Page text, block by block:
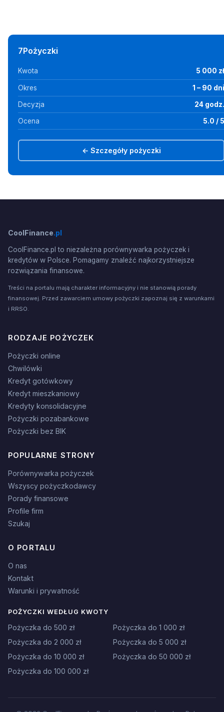
7Pożyczki
Kwota 5 000 zł
Okres 1 – 90 dni
Decyzja 24 godz.
Ocena 5.0 / 5
← Szczegóły pożyczki
CoolFinance.pl
CoolFinance.pl to niezależna porównywarka pożyczek i
kredytów w Polsce. Pomagamy znaleźć najkorzystniejsze
rozwiązania finansowe.
Treści na portalu mają charakter informacyjny i nie stanowią porady
finansowej. Przed zawarciem umowy pożyczki zapoznaj się z warunkami
i RRSO.
RODZAJE POŻYCZEK
Pożyczki online
Chwilówki
Kredyt gotówkowy
Kredyt mieszkaniowy
Kredyty konsolidacyjne
Pożyczki pozabankowe
Pożyczki bez BIK
POPULARNE STRONY
Porównywarka pożyczek
Wszyscy pożyczkodawcy
Porady finansowe
Profile firm
Szukaj
O PORTALU
O nas
Kontakt
Warunki i prywatność
POŻYCZKI WEDŁUG KWOTY
Pożyczka do 500 zł
Pożyczka do 1 000 zł
Pożyczka do 2 000 zł
Pożyczka do 5 000 zł
Pożyczka do 10 000 zł
Pożyczka do 50 000 zł
Pożyczka do 100 000 zł